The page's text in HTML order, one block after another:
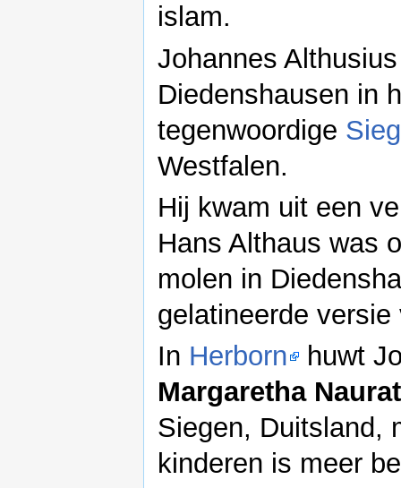
islam.
Johannes
Diedenshausen in
tegenwoordige
Westfalen.
Hij kwam uit een
Hans Althaus was
molen in
gelatineerde
In Herborn
huwt
Margaretha
Siegen, Duitsland,
kinderen is meer